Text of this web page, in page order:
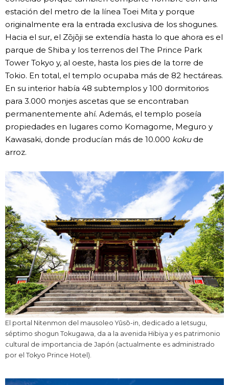
estación del metro de la línea Toei Mita y porque
originalmente era la entrada exclusiva de los shogunes.
Hacia el sur, el Zōjōji se extendía hasta lo que ahora es el
parque de Shiba y los terrenos del The Prince Park
Tower Tokyo y, al oeste, hasta los pies de la torre de
Tokio. En total, el templo ocupaba más de 82 hectáreas.
En su interior había 48 subtemplos y 100 dormitorios
para 3.000 monjes ascetas que se encontraban
permanentemente ahí. Además, el templo poseía
propiedades en lugares como Komagome, Meguro y
Kawasaki, donde producían más de 10.000 koku de
arroz.
El portal Nitenmon del mausoleo Yūsō-in, dedicado a Ietsugu,
séptimo shogun Tokugawa, da a la avenida Hibiya y es patrimonio
cultural de importancia de Japón (actualmente es administrado
por el Tokyo Prince Hotel).